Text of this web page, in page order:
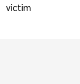
victim